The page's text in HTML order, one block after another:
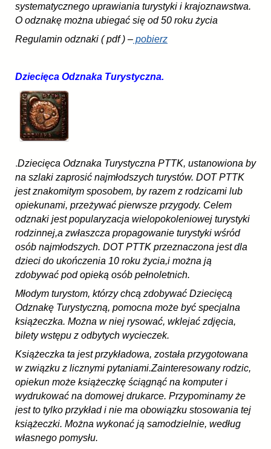
systematycznego uprawiania turystyki i krajoznawstwa.
O odznakę można ubiegać się od 50 roku życia
Regulamin odznaki ( pdf ) – pobierz
Dziecięca Odznaka Turystyczna.
.Dziecięca Odznaka Turystyczna PTTK, ustanowiona by
na szlaki zaprosić najmłodszych turystów. DOT PTTK
jest znakomitym sposobem, by razem z rodzicami lub
opiekunami, przeżywać pierwsze przygody. Celem
odznaki jest popularyzacja wielopokoleniowej turystyki
rodzinnej,a zwłaszcza propagowanie turystyki wśród
osób najmłodszych. DOT PTTK przeznaczona jest dla
dzieci do ukończenia 10 roku życia,i można ją
zdobywać pod opieką osób pełnoletnich.
Młodym turystom, którzy chcą zdobywać Dziecięcą
Odznakę Turystyczną, pomocna może być specjalna
książeczka. Można w niej rysować, wklejać zdjęcia,
bilety wstępu z odbytych wycieczek.
Książeczka ta jest przykładowa, została przygotowana
w związku z licznymi pytaniami.Zainteresowany rodzic,
opiekun może książeczkę ściągnąć na komputer i
wydrukować na domowej drukarce. Przypominamy że
jest to tylko przykład i nie ma obowiązku stosowania tej
książeczki. Można wykonać ją samodzielnie, według
własnego pomysłu.